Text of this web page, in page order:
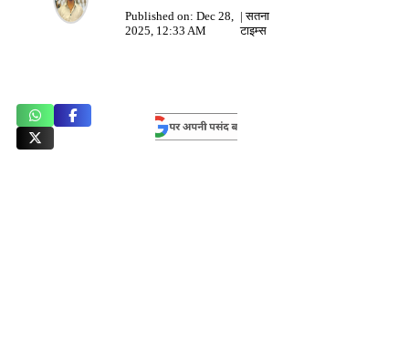
Published on: Dec 28,
2025, 12:33 AM
|सतना
टाइम्स